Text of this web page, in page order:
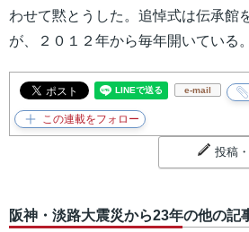
わせて黙とうした。追悼式は伝承館
が、２０１２年から毎年開いている
e-mail
投稿
阪神・淡路大震災から23年の他の記